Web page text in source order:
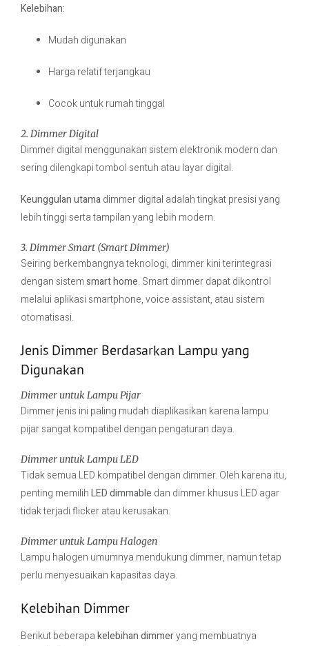
Kelebihan:
Mudah digunakan
Harga relatif terjangkau
Cocok untuk rumah tinggal
2. Dimmer Digital
Dimmer digital menggunakan sistem elektronik modern dan
sering dilengkapi tombol sentuh atau layar digital.
Keunggulan utamadimmer digital adalah tingkat presisi yang
lebih tinggi serta tampilan yang lebih modern.
3. Dimmer Smart (Smart Dimmer)
Seiring berkembangnya teknologi, dimmer kini terintegrasi
dengan sistemsmart home. Smart dimmer dapat dikontrol
melalui aplikasi smartphone, voice assistant, atau sistem
otomatisasi.
Jenis Dimmer Berdasarkan Lampu yang
Digunakan
Dimmer untuk Lampu Pijar
Dimmer jenis ini paling mudah diaplikasikan karena lampu
pijar sangat kompatibel dengan pengaturan daya.
Dimmer untuk Lampu LED
Tidak semua LED kompatibel dengan dimmer. Oleh karena itu,
penting memilihLED dimmable dan dimmer khusus LED agar
tidak terjadi flicker atau kerusakan.
Dimmer untuk Lampu Halogen
Lampu halogen umumnya mendukung dimmer, namun tetap
perlu menyesuaikan kapasitas daya.
Kelebihan Dimmer
Berikut beberapakelebihan dimmeryang membuatnya